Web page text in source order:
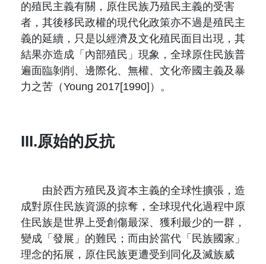
的殖民主義有關，原住民族乃殖民主義的受害
者，其後移民政權的現代化政策亦不過是殖民主
義的延續，只是以經濟及文化殖民面目出現，其
結果亦造成「內部殖民」現象，全球原住民族普
遍面臨剝削、邊際化、無權、文化帝國主義及暴
力之苦（Young 2017[1990]）。
III.原始的反抗
由於西方殖民及資本主義的全球性擴張，造
成對原住民族資源的掠奪，全球現代化過程中原
住民族是世界上受創傷最深、獲利最少的一群，
變成「發展」的難民；而由於當代「民族國家」
理念的拓展，原住民族更遭受到同化及滅族威